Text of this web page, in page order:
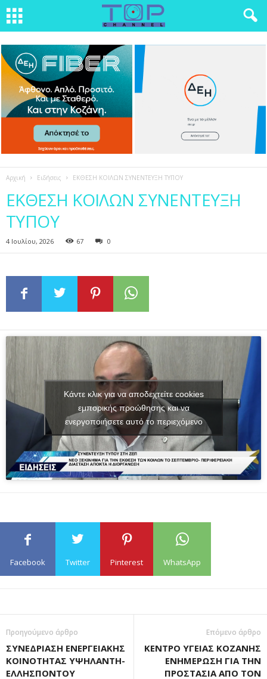
Αρχική Ειδήσεις ΕΚΘΕΣΗ ΚΟΙΛΩΝ ΣΥΝΕΝΤΕΥΞΗ ΤΥΠΟΥ
ΕΚΘΕΣΗ ΚΟΙΛΩΝ ΣΥΝΕΝΤΕΥΞΗ
ΤΥΠΟΥ
4 Ιουλίου, 2026 67 0
Κάντε κλικ για να αποδεχτείτε cookies
εμπορικής προώθησης και να
ενεργοποιήσετε αυτό το περιεχόμενο
Facebook Twitter Pinterest WhatsApp
Προηγούμενο άρθρο
ΣΥΝΕΔΡΙΑΣΗ ΕΝΕΡΓΕΙΑΚΗΣ
ΚΟΙΝΟΤΗΤΑΣ ΥΨΗΛΑΝΤΗ-
ΕΛΛΗΣΠΟΝΤΟΥ
Επόμενο άρθρο
ΚΕΝΤΡΟ ΥΓΕΙΑΣ ΚΟΖΑΝΗΣ
ΕΝΗΜΕΡΩΣΗ ΓΙΑ ΤΗΝ
ΠΡΟΣΤΑΣΙΑ ΑΠΟ ΤΟΝ